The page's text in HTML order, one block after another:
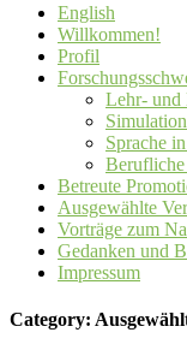
English
Willkommen!
Profil
Lehr- und
Sprache
Berufliche
Betreute
Ausgewählte
Vorträge zum
Gedanken und
Impressum
Category: